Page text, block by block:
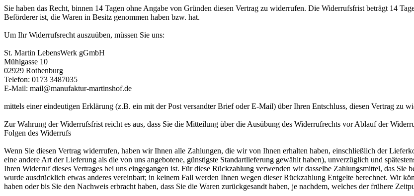
Sie haben das Recht, binnen 14 Tagen ohne Angabe von Gründen diesen Vertrag zu widerrufen. Die Widerrufsfrist beträgt 14
Beförderer ist, die Waren in Besitz genommen haben bzw. hat.
Um Ihr Widerrufsrecht auszuüben, müssen Sie uns:
St. Martin LebensWerk gGmbH
Mühlgasse 10
02929 Rothenburg
Telefon: 0173 3487035
E-Mail: mail@manufaktur-martinshof.de
mittels einer eindeutigen Erklärung (z.B. ein mit der Post versandter Brief oder E-Mail) über Ihren Entschluss, diesen Vertrag zu
Zur Wahrung der Widerrufsfrist reicht es aus, dass Sie die Mitteilung über die Ausübung des Widerrufrechts vor Ablauf der
Folgen des Widerrufs
Wenn Sie diesen Vertrag widerrufen, haben wir Ihnen alle Zahlungen, die wir von Ihnen erhalten haben, einschließlich der
eine andere Art der Lieferung als die von uns angebotene, günstigste Standartlieferung gewählt haben), unverzüglich und
Ihren Widerruf dieses Vertrages bei uns eingegangen ist. Für diese Rückzahlung verwenden wir dasselbe Zahlungsmittel, das Sie
wurde ausdrücklich etwas anderes vereinbart; in keinem Fall werden Ihnen wegen dieser Rückzahlung Entgelte berechnet. Wir
haben oder bis Sie den Nachweis erbracht haben, dass Sie die Waren zurückgesandt haben, je nachdem, welches der frühere